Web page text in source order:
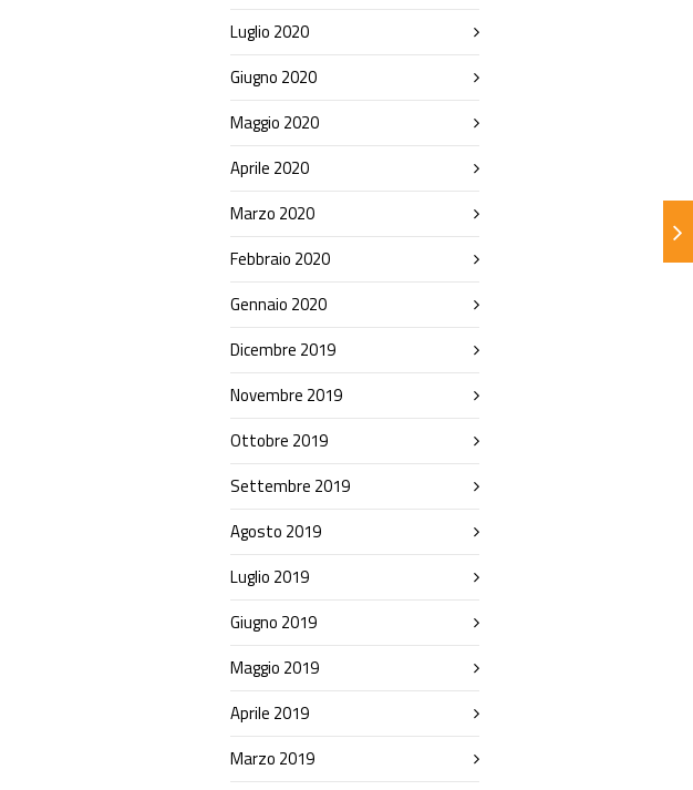
Luglio 2020
Giugno 2020
Maggio 2020
Aprile 2020
Marzo 2020
Febbraio 2020
Gennaio 2020
Dicembre 2019
Novembre 2019
Ottobre 2019
Settembre 2019
Agosto 2019
Luglio 2019
Giugno 2019
Maggio 2019
Aprile 2019
Marzo 2019